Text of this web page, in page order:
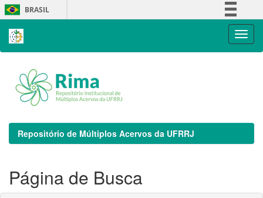
Skip
navigation
BRASIL
Repositório de Múltiplos Acervos da UFRRJ
Página de Busca